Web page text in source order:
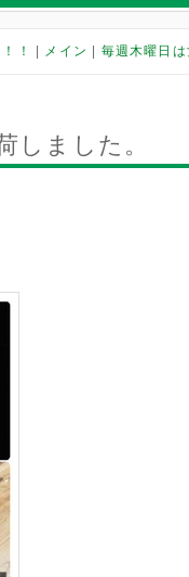
！ メイン 毎週木曜日
しました。